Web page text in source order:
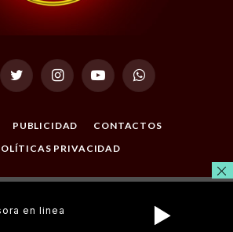
Twitter InstagramYouTubeWhatsApp
PUBLICIDAD
CONTACTOS
PRIVACIDAD
Reservados. Desarrollado por
en linea